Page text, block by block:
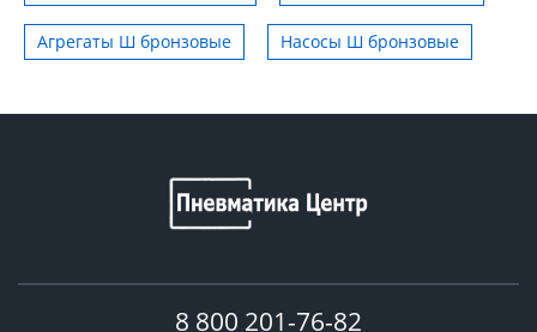
Агрегаты Ш бронзовые Насосы Ш бронзовые
8 800 201-76-82